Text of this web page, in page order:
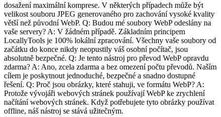
dosažení maximální komprese. V některých případech může být
velikost souboru JPEG generovaného pro zachování vysoké kvality
větší než původní WebP. Q: Budou mé soubory WebP odeslány na
vaše servery? A: V žádném případě. Základním principem
LocallyTools je 100% lokální zpracování. Všechny vaše soubory od
začátku do konce nikdy neopustily váš osobní počítač, jsou
absolutně bezpečné. Q: Je tento nástroj pro převod WebP opravdu
zdarma? A: Ano, zcela zdarma a bez omezení počtu převodů. Naším
cílem je poskytnout jednoduché, bezpečné a snadno dostupné
řešení. Q: Proč jsou obrázky, které stahuji, ve formátu WebP? A:
Protože vývojáři webových stránek používají WebP ke zrychlení
načítání webových stránek. Když potřebujete tyto obrázky používat
offline, náš nástroj se stává užitečným.